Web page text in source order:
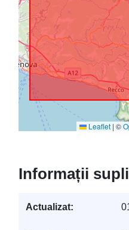
Leaflet | ©
Informații
Actualizat: